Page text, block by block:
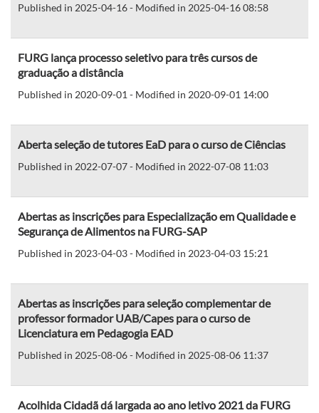
Published in 2025-04-16 - Modified in 2025-04-16 08:58
FURG lança processo seletivo para três cursos de
graduação a distância
Published in 2020-09-01 - Modified in 2020-09-01 14:00
Aberta seleção de tutores EaD para o curso de Ciências
Published in 2022-07-07 - Modified in 2022-07-08 11:03
Abertas as inscrições para Especialização em Qualidade e
Segurança de Alimentos na FURG-SAP
Published in 2023-04-03 - Modified in 2023-04-03 15:21
Abertas as inscrições para seleção complementar de
professor formador UAB/Capes para o curso de
Licenciatura em Pedagogia EAD
Published in 2025-08-06 - Modified in 2025-08-06 11:37
Acolhida Cidadã dá largada ao ano letivo 2021 da FURG